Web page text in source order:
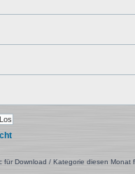
für Download / Kategorie diesen Monat